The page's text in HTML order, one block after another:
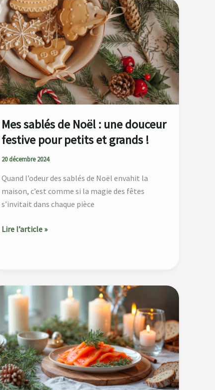
Mes sablés de Noël : une douceur
festive pour petits et grands !
20 décembre 2024
Quand l’odeur des sablés de Noël envahit la
maison, c’est comme si la magie des fêtes
s’invitait dans chaque pièce
Mes
sablés
de
Noël
:
une
douceur
festive
petits
et
grands
!
Lire l’article »
Comment
choisir
un
bon
saumon
fumé
?